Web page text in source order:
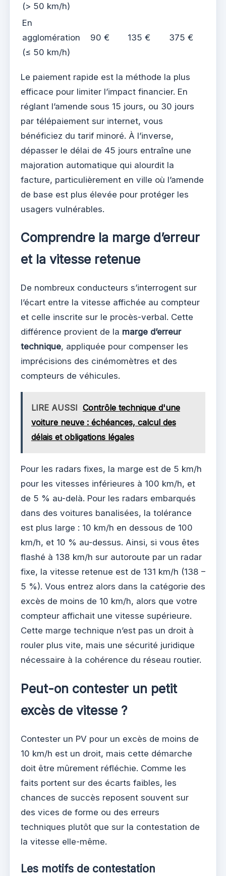
(> 50 km/h)
En
agglomération
(≤ 50 km/h)
90 € 135 € 375 €
Le paiement rapide est la méthode la plus
efficace pour limiter l’impact financier. En
réglant l’amende sous 15 jours, ou 30 jours
par télépaiement sur internet, vous
bénéficiez du tarif minoré. À l’inverse,
dépasser le délai de 45 jours entraîne une
majoration automatique qui alourdit la
facture, particulièrement en ville où l’amende
de base est plus élevée pour protéger les
usagers vulnérables.
Comprendre la marge d’erreur
et la vitesse retenue
De nombreux conducteurs s’interrogent sur
l’écart entre la vitesse affichée au compteur
et celle inscrite sur le procès-verbal. Cette
différence provient de la marge d’erreur
technique, appliquée pour compenser les
imprécisions des cinémomètres et des
compteurs de véhicules.
LIRE AUSSI Contrôle technique d'une
voiture neuve : échéances, calcul des
délais et obligations légales
Pour les radars fixes, la marge est de 5 km/h
pour les vitesses inférieures à 100 km/h, et
de 5 % au-delà. Pour les radars embarqués
dans des voitures banalisées, la tolérance
est plus large : 10 km/h en dessous de 100
km/h, et 10 % au-dessus. Ainsi, si vous êtes
flashé à 138 km/h sur autoroute par un radar
fixe, la vitesse retenue est de 131 km/h (138 –
5 %). Vous entrez alors dans la catégorie des
excès de moins de 10 km/h, alors que votre
compteur affichait une vitesse supérieure.
Cette marge technique n’est pas un droit à
rouler plus vite, mais une sécurité juridique
nécessaire à la cohérence du réseau routier.
Peut-on contester un petit
excès de vitesse ?
Contester un PV pour un excès de moins de
10 km/h est un droit, mais cette démarche
doit être mûrement réfléchie. Comme les
faits portent sur des écarts faibles, les
chances de succès reposent souvent sur
des vices de forme ou des erreurs
techniques plutôt que sur la contestation de
la vitesse elle-même.
Les motifs de contestation